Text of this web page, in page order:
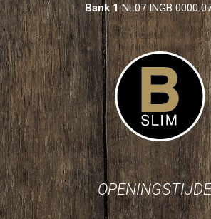
Bank 1NL07 INGB 0000